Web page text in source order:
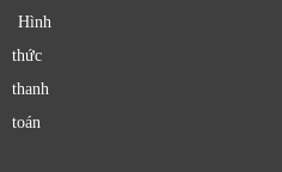
Hình
thức
thanh
toán